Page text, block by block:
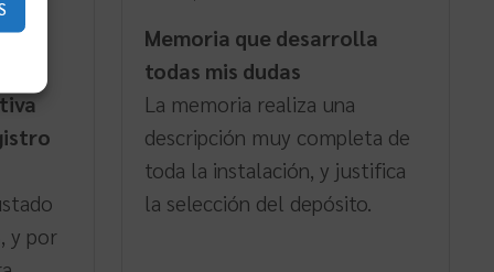
5
y por
Memoria que desarrolla
todas mis dudas
La memoria realiza una
descripción muy completa de
toda la instalación, y justifica
la selección del depósito.